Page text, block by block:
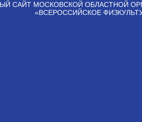
САЙТ МОСКОВСКОЙ ОБЛАСТНОЙ
«ВСЕРОССИЙСКОЕ